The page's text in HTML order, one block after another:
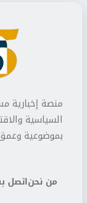
منصة إخبارية
السياسية
بموضوعية
من نحناتصل